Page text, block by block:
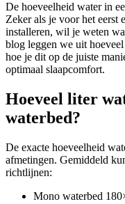
De hoeveelheid water in
Zeker als je voor het
installeren, wil je weten
blog leggen we uit
hoe je dit op de juiste
optimaal slaapcomfort.
Hoeveel liter
waterbed?
De exacte hoeveelheid
afmetingen. Gemiddeld
richtlijnen:
Mono waterbed